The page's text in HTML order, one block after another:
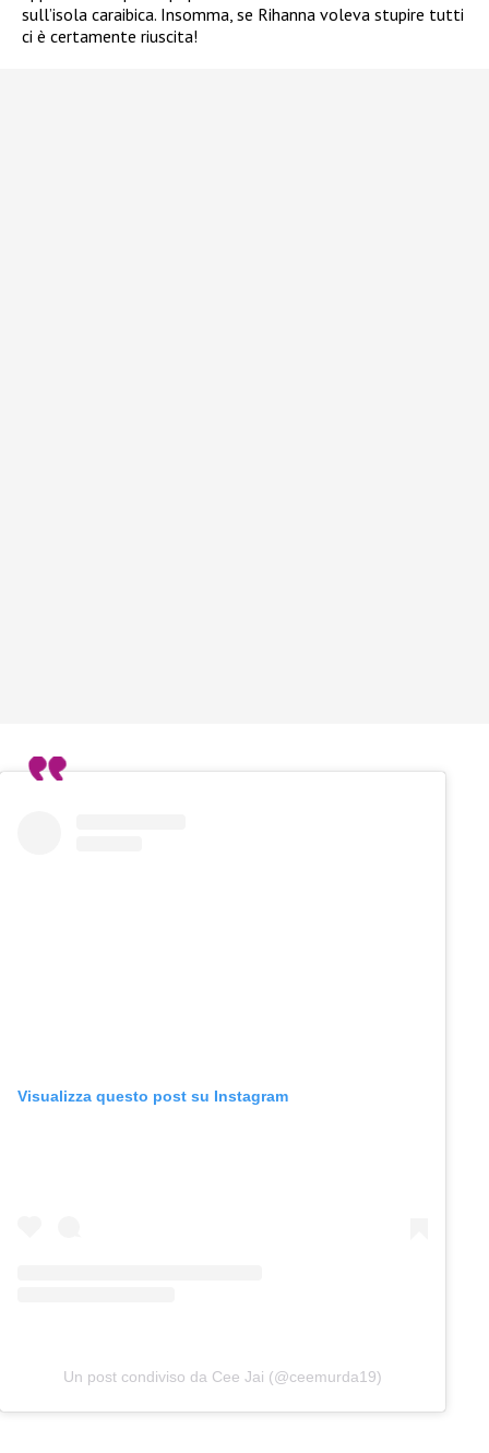
sull’isola caraibica. Insomma, se Rihanna voleva stupire tutti
ci è certamente riuscita!
Visualizza questo post su Instagram
Un post condiviso da Cee Jai (@ceemurda19)